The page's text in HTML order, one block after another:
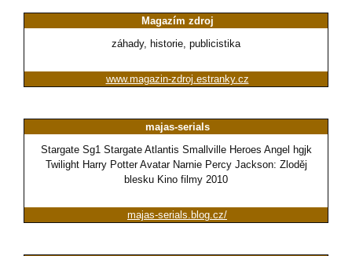
Magazím zdroj
záhady, historie, publicistika
www.magazin-zdroj.estranky.cz
majas-serials
Stargate Sg1 Stargate Atlantis Smallville Heroes Angel hgjk
Twilight Harry Potter Avatar Narnie Percy Jackson: Zloděj
blesku Kino filmy 2010
majas-serials.blog.cz/